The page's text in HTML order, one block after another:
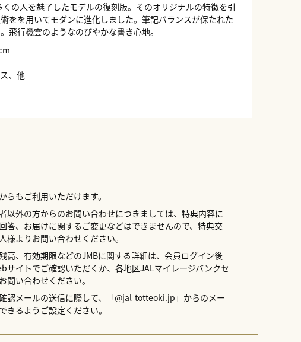
の人を魅了したモデルの復刻版。そのオリジナルの特徴を引
をを用いてモダンに進化しました。筆記バランスが保たれた
飛行機雲のようなのびやかな書き心地。
、他
らもご利用いただけます。
以外の方からのお問い合わせにつきましては、特典内容に
答、お届けに関するご変更などはできませんので、特典交
様よりお問い合わせください。
高、有効期限などのJMBに関する詳細は、会員ログイン後
サイトでご確認いただくか、各地区JALマイレージバンクセ
問い合わせください。
認メールの送信に際して、「@jal-totteoki.jp」からのメー
きるようご設定ください。